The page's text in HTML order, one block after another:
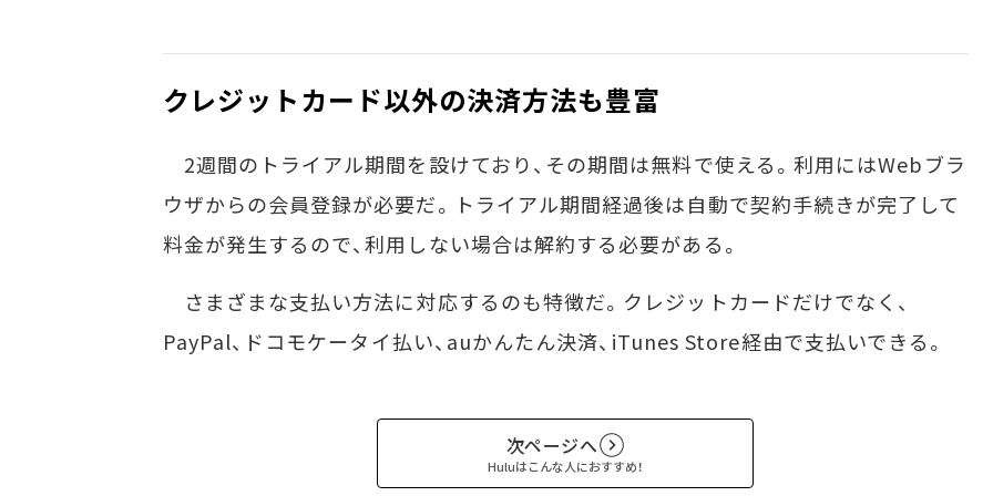
クレジットカード以外の決済方法も豊富
2週間のトライアル期間を設けており、その期間は無料で使える。利用にはWebブラ
ウザからの会員登録が必要だ。トライアル期間経過後は自動で契約手続きが完了して
料金が発生するので、利用しない場合は解約する必要がある。
さまざまな支払い方法に対応するのも特徴だ。クレジットカードだけでなく、
PayPal、ドコモケータイ払い、auかんたん決済、iTunes Store経由で支払いできる。
次ページへ
Huluはこんな人におすすめ！